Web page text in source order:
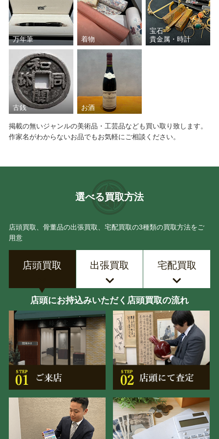
万年筆 着物
宝石
貴金属・時計
古銭 お酒
掲載の無いジャンルの美術品・工芸品なども買い取り致します。
作家名がわからないお品でもお気軽にご相談ください。
選べる買取方法
店頭買取、骨董品の出張買取、宅配買取の3種類の買取方法をご
用意
店頭買取 出張買取 宅配買取
店頭にお持込みいただく店頭買取の流れ